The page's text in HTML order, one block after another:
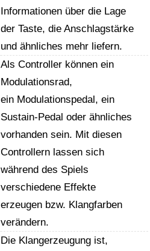
Informationen über die Lage
der Taste, die Anschlagstärke
und ähnliches mehr liefern.
Als Controller können ein
Modulationsrad,
ein Modulationspedal, ein
Sustain-Pedal oder ähnliches
vorhanden sein. Mit diesen
Controllern lassen sich
während des Spiels
verschiedene Effekte
erzeugen bzw. Klangfarben
verändern.
Die Klangerzeugung ist,